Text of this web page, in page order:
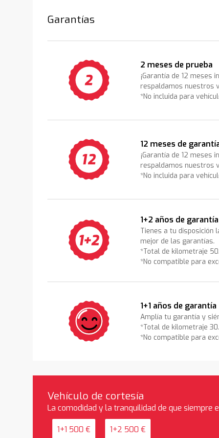
Garantías
2 meses de prueba
¡Garantía de 12 meses
respaldamos nuestros
*No incluida para
12 meses de
¡Garantía de 12 meses
respaldamos nuestros
*No incluida para
1+2 años de garantía
Tienes a tu disposición
mejor de las garantías.
*Total de kilometraje
*No compatible para
1+1 años de garantía
Amplía tu garantía y
*Total de kilometraje
*No compatible para
Vehículo de cortesía
La comodidad y la tranquilidad de que siempre
1+1 500 € 1+2 500 €